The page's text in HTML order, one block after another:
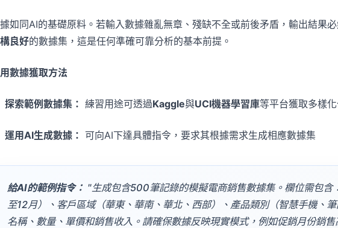
如同AI的基礎原料。若輸入數據雜亂無章、殘缺不全或前後矛盾，輸出結果
良好的數據集，這是任何準確可靠分析的基本前提。
數據獲取方法
探索範例數據集： 練習用途可透過Kaggle與UCI機器學習庫等平台獲取多樣
運用AI生成數據： 可向AI下達具體指令，要求其根據需求生成相應數據集
給AI的範例指令： "生成包含500筆記錄的模擬電商銷售數據集。欄位需包
至12月）、客戶區域（華東、華南、華北、西部）、產品類別（智慧手機、
名稱、數量、單價和銷售收入。請確保數據反映現實模式，例如促銷月份銷